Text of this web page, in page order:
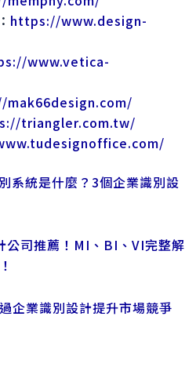
https://www.design-
www.vetica-
triangler.com.tw/
系統是什麼？3個企業識別設
公司推薦！MI、BI、VI完整解
企業識別設計提升市場競爭